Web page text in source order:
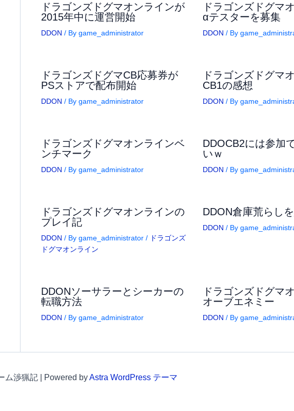
ドラゴンズドグマオンラインが
2015年中に運営開始
DDON / By game_administrator
ドラゴンズドグマ
αテスターを募集
DDON / By
ドラゴンズドグマCB応募券が
PSストアで配布開始
DDON / By game_administrator
ドラゴンズドグマ
CB1の感想
DDON / By
ドラゴンズドグマオンラインベ
ンチマーク
DDON / By game_administrator
DDOCB2には参加
いｗ
DDON / By
ドラゴンズドグマオンラインの
プレイ記
DDON / By game_administrator / ドラゴンズ
ドグマオンライン
DDON倉庫荒らし
DDON / By
DDONソーサラーとシーカーの
転職方法
DDON / By game_administrator
ドラゴンズドグマ
オーブエネミー
DDON / By
ム渉猟記 | Powered byAstra WordPress テーマ